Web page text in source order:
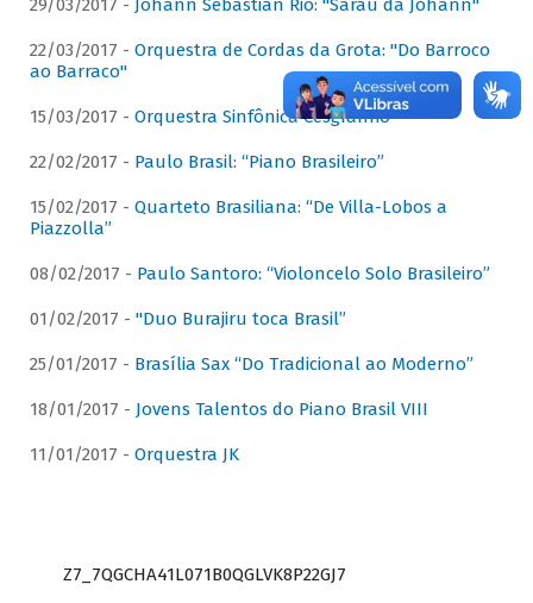
29/03/2017 - Johann Sebastian Rio: "Sarau da Johann"
22/03/2017 - Orquestra de Cordas da Grota: "Do Barroco
ao Barraco"
15/03/2017 - Orquestra Sinfônica Cesgranrio
22/02/2017 - Paulo Brasil: “Piano Brasileiro”
15/02/2017 - Quarteto Brasiliana: “De Villa-Lobos a
Piazzolla”
08/02/2017 - Paulo Santoro: “Violoncelo Solo Brasileiro”
01/02/2017 - "Duo Burajiru toca Brasil”
25/01/2017 - Brasília Sax “Do Tradicional ao Moderno”
18/01/2017 - Jovens Talentos do Piano Brasil VIII
11/01/2017 - Orquestra JK
Z7_7QGCHA41L071B0QGLVK8P22GJ7